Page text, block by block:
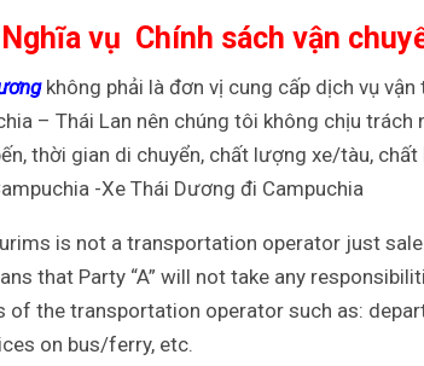
vụ Chính sách vận
không phải là đơn vị cung cấp dịch vụ
– Thái Lan nên chúng tôi không chịu
thời gian di chuyển, chất lượng xe/tàu,
-Xe Thái Dương đi Campuchia
is not a transportation operator just
that Party “A” will not take any
of the transportation operator such as:
on bus/ferry, etc.